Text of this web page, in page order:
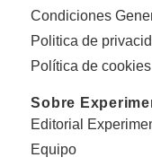
Condiciones
Politica de
Política de cookies
Sobre
Editorial
Equipo